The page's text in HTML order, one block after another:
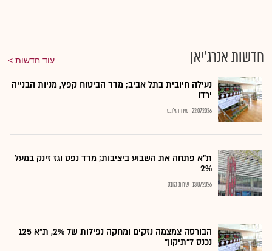
חדשות אנרג'יאן עוד חדשות
נעילה חיובית בתל אביב; מדד הביטוח קפץ, מניות הבנייה
ירדו
22.07.2026 שירות גלובס
ת"א פתחה את השבוע ביציבות; מדד נפט וגז זינק במעל
2%
13.07.2026 שירות גלובס
הבורסה צמצמה נזקים ומחקה נפילות של 2%, ת"א 125
נכנס ל"תיקון"